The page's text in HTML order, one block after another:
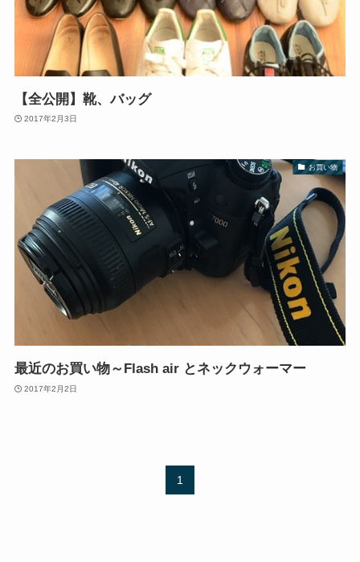
【全公開】靴、バッグ
2017年2月3日
お買い物
最近のお買い物～Flash air とネックウォーマー
2017年2月2日
1